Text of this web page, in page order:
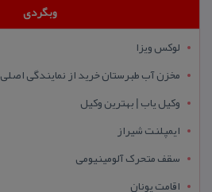
وبگردی
لوکس ویزا
مخزن آب طبرستان خرید از نمایندگی اصلی
وکیل یاب | بهترین وکیل
ایمپلنت شیراز
سقف متحرک آلومینیومی
اقامت یونان